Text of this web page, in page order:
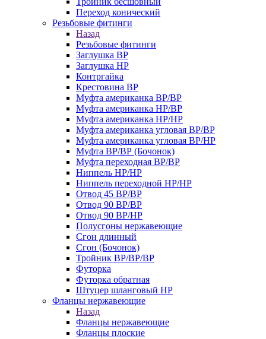
Переход конический
Резьбовые фитинги
Назад
Резьбовые фитинги
Заглушка ВР
Заглушка НР
Контргайка
Крестовина ВР
Муфта американка ВР/ВР
Муфта американка НР/ВР
Муфта американка НР/НР
Муфта американка угловая ВР/ВР
Муфта американка угловая ВР/НР
Муфта ВР/ВР (Бочонок)
Муфта переходная ВР/ВР
Ниппель НР/НР
Ниппель переходной НР/НР
Отвод 45 ВР/ВР
Отвод 90 ВР/ВР
Отвод 90 ВР/НР
Полусгоны нержавеющие
Сгон длинный
Сгон (Бочонок)
Тройник ВР/ВР/ВР
Футорка
Футорка обратная
Штуцер шланговый НР
Фланцы нержавеющие
Назад
Фланцы нержавеющие
Фланцы плоские